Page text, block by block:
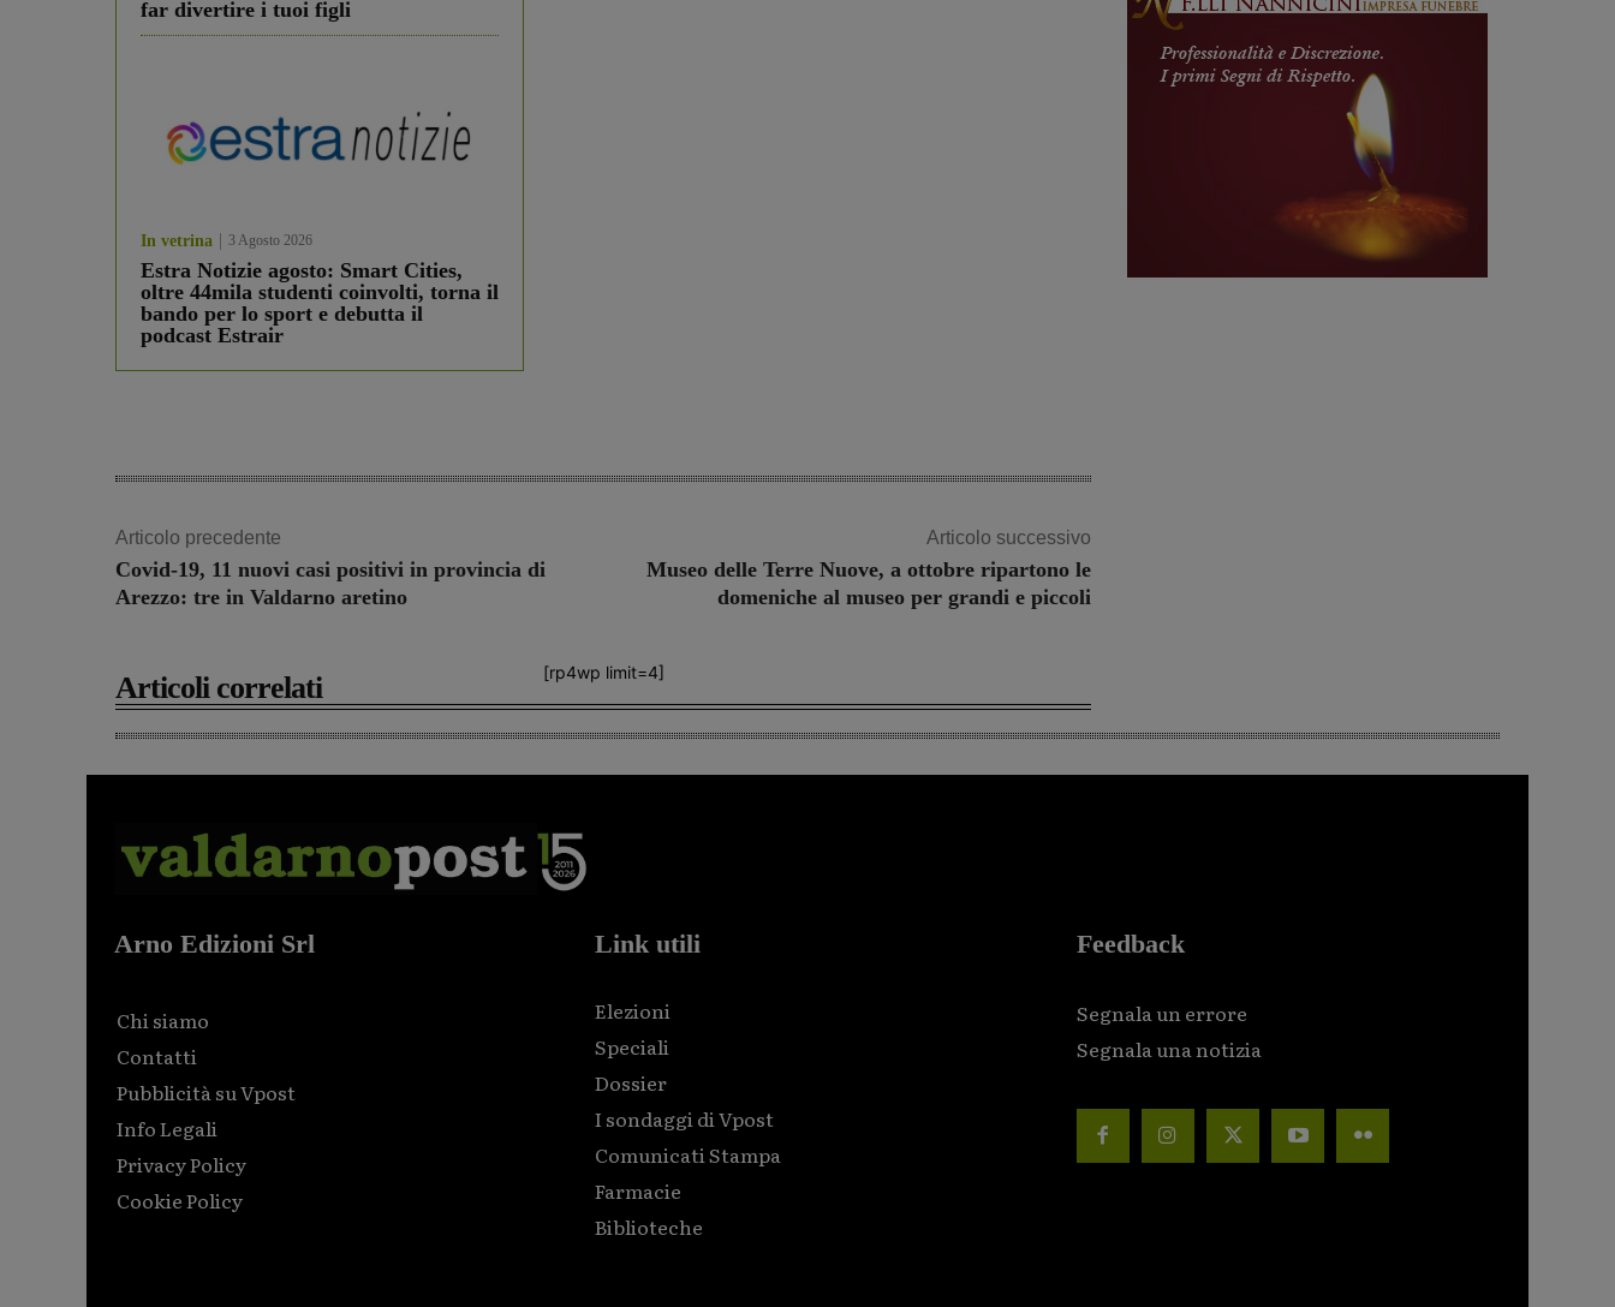
far divertire i tuoi figli
In vetrina 3 Agosto 2026
Estra Notizie agosto: Smart Cities,
oltre 44mila studenti coinvolti, torna il
bando per lo sport e debutta il
podcast Estrair
Articolo precedente
Covid-19, 11 nuovi casi positivi in provincia di
Arezzo: tre in Valdarno aretino
Articolo successivo
Museo delle Terre Nuove, a ottobre ripartono le
domeniche al museo per grandi e piccoli
[rp4wp limit=4]
Articoli correlati
Arno Edizioni Srl
Chi siamo
Contatti
Pubblicità su Vpost
Info Legali
Privacy Policy
Cookie Policy
Link utili
Elezioni
Speciali
Dossier
I sondaggi di Vpost
Comunicati Stampa
Farmacie
Biblioteche
Feedback
Segnala un errore
Segnala una notizia